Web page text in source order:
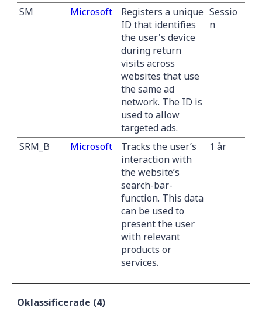
SM Microsoft
Registers a unique
ID that identifies
the user's device
during return
visits across
websites that use
the same ad
network. The ID is
used to allow
targeted ads.
Sessio
n
SRM_B Microsoft
Tracks the user’s
interaction with
the website’s
search-bar-
function. This data
can be used to
present the user
with relevant
products or
services.
1 år
Oklassificerade (4)